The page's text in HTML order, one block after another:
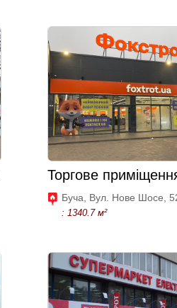
Торгове
Буча, Вул. Нове Шосе,
: 1340.7 м²